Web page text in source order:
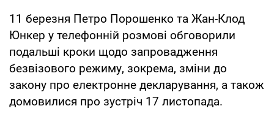
11 березня Петро Порошенко та Жан-Клод
Юнкер у телефонній розмові обговорили
подальші кроки щодо запровадження
безвізового режиму, зокрема, зміни до
закону про електронне декларування, а також
домовилися про зустріч 17 листопада.